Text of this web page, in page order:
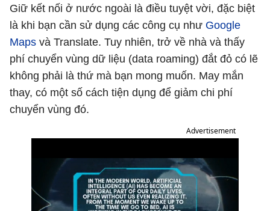
Giữ kết nối ở nước ngoài là điều tuyệt vời, đặc biệt
là khi bạn cần sử dụng các công cụ như Google
Maps và Translate. Tuy nhiên, trở về nhà và thấy
phí chuyển vùng dữ liệu (data roaming) đắt đỏ có lẽ
không phải là thứ mà bạn mong muốn. May mắn
thay, có một số cách tiện dụng để giảm chi phí
chuyển vùng đó.
Advertisement